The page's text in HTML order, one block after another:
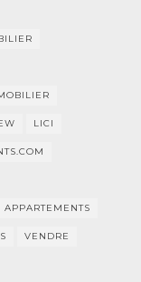
LICI
VENDRE